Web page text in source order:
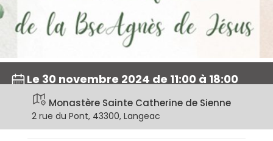
Le 30 novembre 2024 de 11:00 à 18:00
Monastère Sainte Catherine de Sienne
2 rue du Pont, 43300, Langeac